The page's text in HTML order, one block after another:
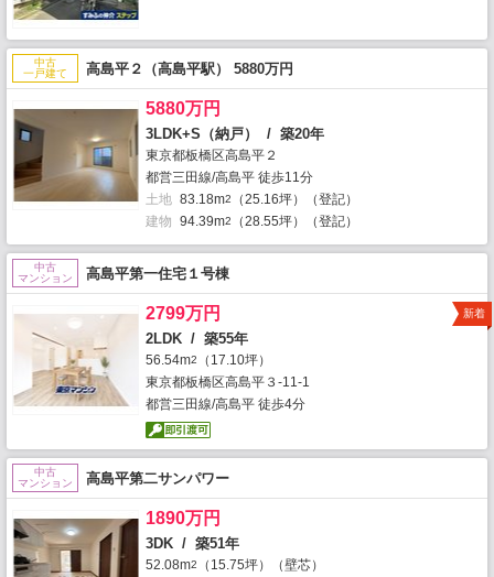
中古
一戸建て
高島平２（高島平駅） 5880万円
5880万円
3LDK+S（納戸） / 築20年
東京都板橋区高島平２
都営三田線/高島平 徒歩11分
土地 83.18m2
（25.16坪）（登記）
建物 94.39m2 （28.55坪）（登記）
中古
マンション
高島平第一住宅１号棟
2799万円
2LDK / 築55年
56.54m2
（17.10坪）
東京都板橋区高島平３-11-1
都営三田線/高島平 徒歩4分
新着
中古
マンション
高島平第二サンパワー
1890万円
3DK / 築51年
52.08m2
（15.75坪）（壁芯）